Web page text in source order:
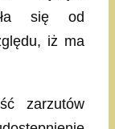
się od
iż ma
zarzutów